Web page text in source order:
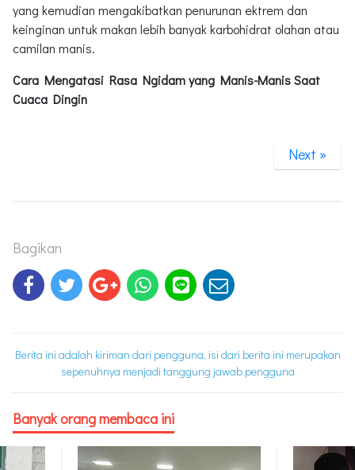
yang kemudian mengakibatkan penurunan ektrem dan
keinginan untuk makan lebih banyak karbohidrat olahan atau
camilan manis.
Cara Mengatasi Rasa Ngidam yang Manis-Manis Saat
Cuaca Dingin
Next »
Bagikan
Berita ini adalah kiriman dari pengguna, isi dari berita ini merupakan
sepenuhnya menjadi tanggung jawab pengguna
Banyak orang membaca ini